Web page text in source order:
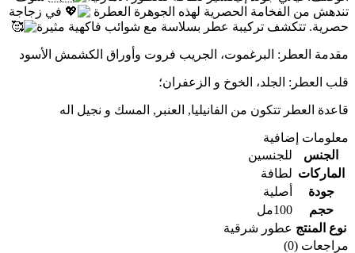
تندهش من الفخامة الحصرية لهذه الجوهرة العطرة
في زجاجة
حصرية. تتكشف تركيبة عطر بسلاسة مع شوائب فاكهية مثيرة
مقدمة العطر: البرغموت، الجريب فروت وأوراق الكشمش الأسود
قلب العطر: الجلد، الخوخ و الزعفران؛
قاعدة العطر تتكون من الفانيليا, العنبر, المسك و نجيل اله
معلومات إضافية
الجنس
للجنسين
الماركات لطافة
جودة
أصلية
حجم
100مل
نوع المنتج عطور شرقية
مراجعات (0)